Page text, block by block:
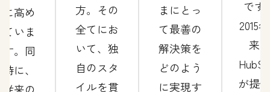
に高め
ていま
す。同
時に、
方。その
全てにお
いて、独
自のスタ
イルを貫
まにとっ
て最善の
解決策を
どのよう
に実現す
です
2015
来、
が提